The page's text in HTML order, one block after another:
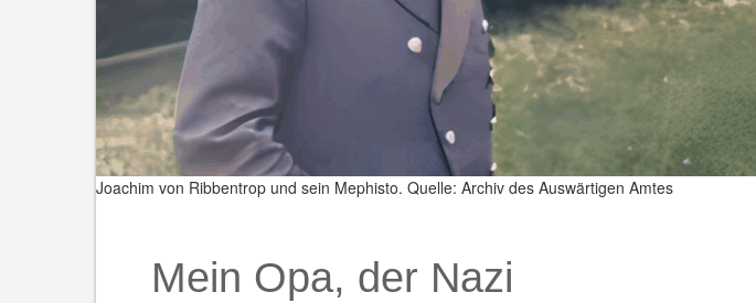
Joachim von Ribbentrop und sein Mephisto. Quelle: Archiv des Auswärtigen Amtes
Mein Opa, der Nazi